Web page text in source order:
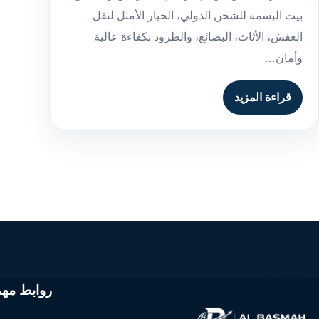
بيت البسمة للشحن الدولي، الخيار الأمثل لنقل
العفش، الأثاث، البضائع، والطرود بكفاءة عالية
وأمان…
قراءة المزيد
روابط